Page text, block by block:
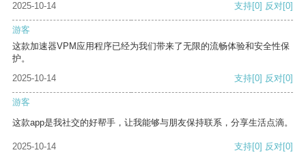
2025-10-14 支持[0] 反对[0]
游客
这款加速器VPM应用程序已经为我们带来了无限的流畅体验和安全性保
护。
2025-10-14
支持[0] 反对[0]
游客
这款app是我社交的好帮手，让我能够与朋友保持联系，分享生活点滴。
2025-10-14 支持[0] 反对[0]